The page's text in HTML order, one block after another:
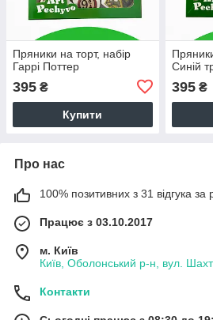
Пряники на торт, набір
Гаррі Поттер
395 ₴
Купити
Синій
395₴
Про нас
100% позитивних з 31 відгука за
Працює з 03.10.2017
м. Київ
Київ, Оболонський р-н, вул.
Контакти